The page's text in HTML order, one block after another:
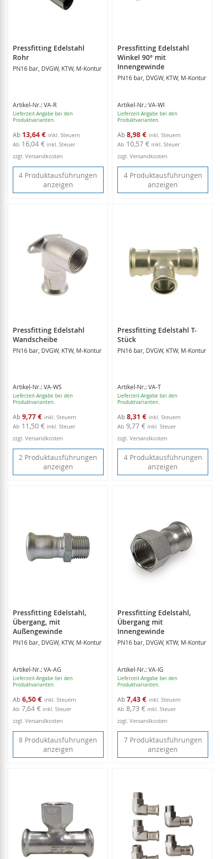
Pressfitting Edelstahl
Rohr
PN16 bar, DVGW, KTW, M-Kontur
Artikel-Nr.: VA-R
Lieferzeit-Angabe bei den
Produktvarianten.
Ab 13,64 €
Ab 16,04 € inkl. Steuer
zzgl. Versandkosten
4 Produktausführungen
anzeigen
Pressfitting Edelstahl
Winkel 90° mit
Innengewinde
PN16 bar, DVGW, KTW, M-Kontur
Artikel-Nr.: VA-WI
Lieferzeit-Angabe bei den
Produktvarianten.
Ab 8,98 €
Ab 10,57 € inkl. Steuer
zzgl. Versandkosten
4 Produktausführungen
anzeigen
Pressfitting Edelstahl
Wandscheibe
PN16 bar, DVGW, KTW, M-Kontur
Artikel-Nr.: VA-WS
Lieferzeit-Angabe bei den
Produktvarianten.
Ab 9,77 €
Ab 11,50 € inkl. Steuer
zzgl. Versandkosten
2 Produktausführungen
anzeigen
Pressfitting Edelstahl T-
Stück
PN16 bar, DVGW, KTW, M-Kontur
Artikel-Nr.: VA-T
Lieferzeit-Angabe bei den
Produktvarianten.
Ab 8,31 €
Ab 9,77 € inkl. Steuer
zzgl. Versandkosten
4 Produktausführungen
anzeigen
Pressfitting Edelstahl,
Übergang, mit
Außengewinde
PN16 bar, DVGW, KTW, M-Kontur
Artikel-Nr.: VA-AG
Lieferzeit-Angabe bei den
Produktvarianten.
Ab 6,50 €
Ab 7,64 € inkl. Steuer
zzgl. Versandkosten
8 Produktausführungen
anzeigen
Pressfitting Edelstahl,
Übergang mit
Innengewinde
PN16 bar, DVGW, KTW, M-Kontur
Artikel-Nr.: VA-IG
Lieferzeit-Angabe bei den
Produktvarianten.
Ab 7,43 €
Ab 8,73 € inkl. Steuer
zzgl. Versandkosten
7 Produktausführungen
anzeigen